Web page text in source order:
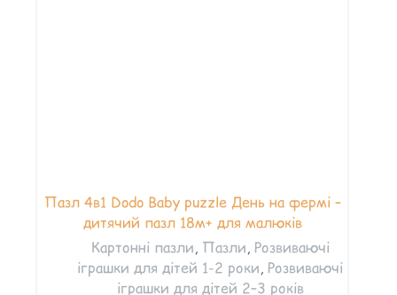
Пазл 4в1 Dodo Baby puzzle День на фермі –
дитячий пазл 18м+ для малюків
Картонні пазли, Пазли, Розвиваючі
іграшки для дітей 1-2 роки, Розвиваючі
іграшки для дітей 2–3 років